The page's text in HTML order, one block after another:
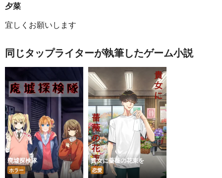
夕菜
宜しくお願いします
同じタップライターが執筆したゲーム小説
廃墟探検隊
ホラー
貴女に薔薇の花束を
恋愛